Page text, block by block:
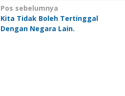
Navigasi
pos
Pos sebelumnya
Kita Tidak Boleh Tertinggal
Dengan Negara Lain.